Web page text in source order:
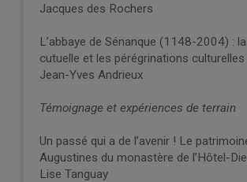
Jacques des Rochers
L’abbaye de Sénanque (1148-2004) :
cutuelle et les pérégrinations culturelles
Jean-Yves Andrieux
Témoignage et expériences de terrain
Un passé qui a de l’avenir ! Le
Augustines du monastère de l’Hôtel-
Lise Tanguay